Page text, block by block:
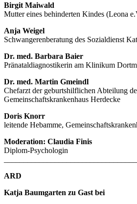
Birgit Maiwald
Mutter eines behinderten Kindes (Leona
Anja Weigel
Schwangerenberatung des Sozialdienst
Dr. med. Barbara Baier
Pränataldiagnostikerin am Klinikum
Dr. med. Martin Gmeindl
Chefarzt der geburtshilflichen Abteilung
Gemeinschaftskrankenhaus Herdecke
Doris Knorr
leitende Hebamme,
Moderation: Claudia Finis
Diplom-Psychologin
ARD
Katja Baumgarten zu Gast bei